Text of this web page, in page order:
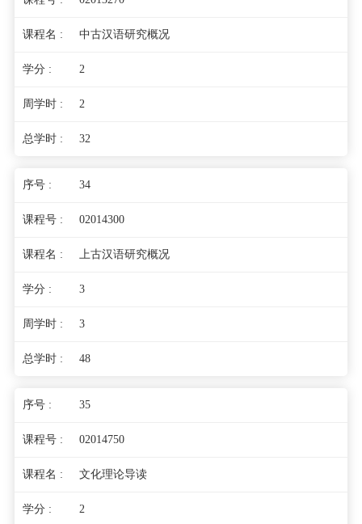
中古汉语研究概况
2
2
32
34
02014300
上古汉语研究概况
3
3
48
35
02014750
文化理论导读
2